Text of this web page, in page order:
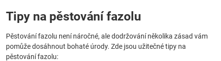
Tipy na pěstování fazolu
Pěstování fazolu není náročné, ale dodržování několika zásad vám
pomůže dosáhnout bohaté úrody. Zde jsou užitečné tipy na
pěstování fazolu: